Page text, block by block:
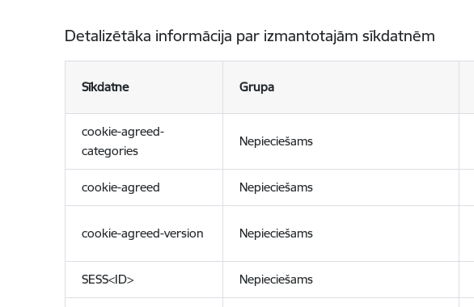
Detalizētāka informācija par izmantotajām sīkdatnēm
Sīkdatne Grupa
cookie-agreed-
categories
Nepieciešams
cookie-agreed Nepieciešams
cookie-agreed-version Nepieciešams
SESS<ID> Nepieciešams